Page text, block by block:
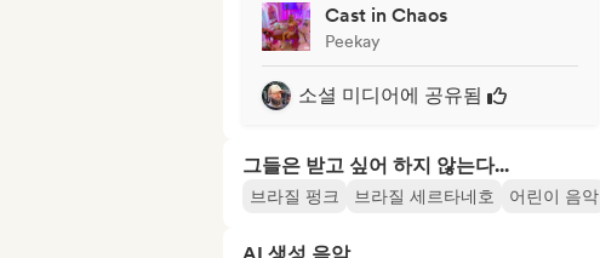
Cast in Chaos
Peekay
소셜 미디어에 공유됨
그들은 받고 싶어 하지 않는다...
브라질 펑크 브라질 세르타네호 어린이 음악